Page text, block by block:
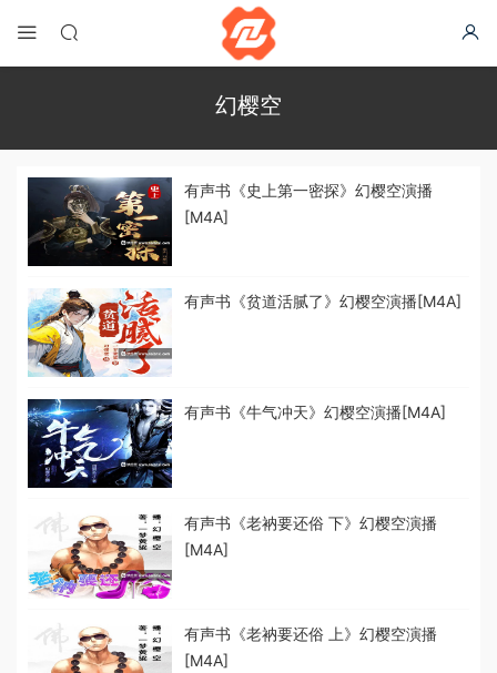
幻樱空
有声书《史上第一密探》幻樱空演播
[M4A]
有声书《贫道活腻了》幻樱空演播[M4A]
有声书《牛气冲天》幻樱空演播[M4A]
有声书《老衲要还俗 下》幻樱空演播
[M4A]
有声书《老衲要还俗 上》幻樱空演播
[M4A]